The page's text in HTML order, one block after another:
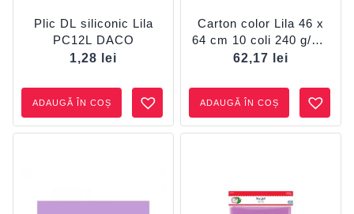
Plic DL siliconic Lila
PC12L DACO
1,28
lei
ADAUGĂ ÎN COȘ
Carton color Lila 46 x
64 cm 10 coli 240 g/mp
DACO CN240L
62,17 lei
ADAUGĂ ÎN COȘ